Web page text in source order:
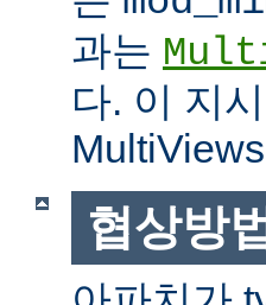
과는
다. 이 지
협상방